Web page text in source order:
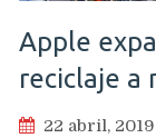
Apple
reciclaje a
22 abril, 2019